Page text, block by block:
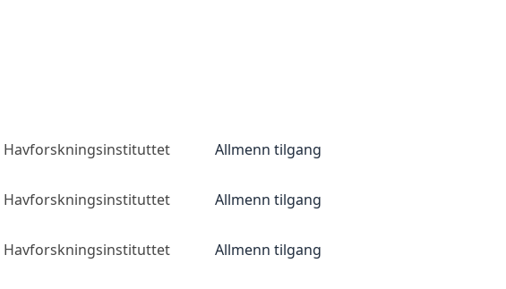
Havforskningsinstituttet Allmenn tilgang
Havforskningsinstituttet Allmenn tilgang
Havforskningsinstituttet Allmenn tilgang